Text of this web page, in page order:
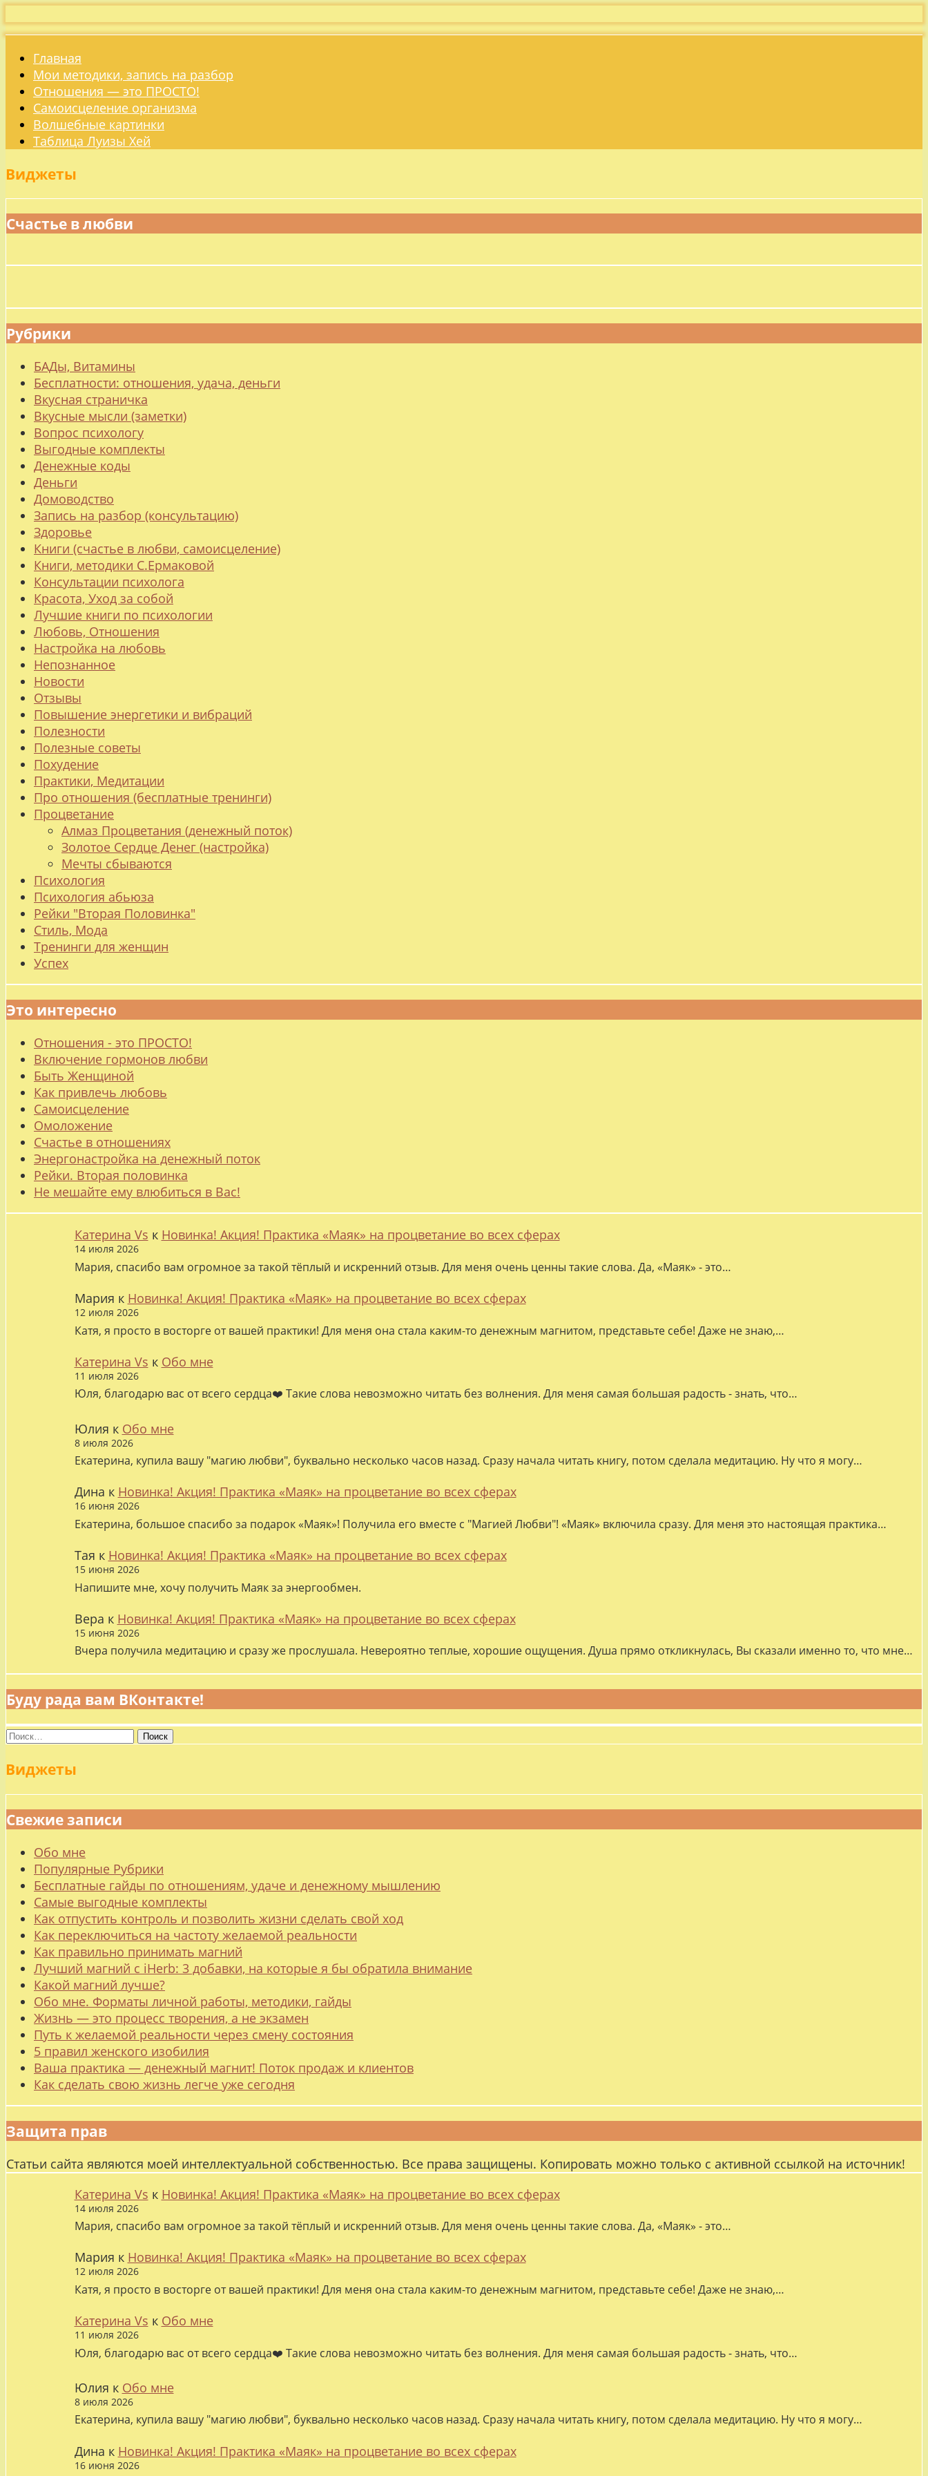
Главная
Мои методики, запись на разбор
Отношения — это ПРОСТО!
Самоисцеление организма
Волшебные картинки
Таблица Луизы Хей
Виджеты
Счастье в любви
Рубрики
БАДы, Витамины
Бесплатности: отношения, удача, деньги
Вкусная страничка
Вкусные мысли (заметки)
Вопрос психологу
Выгодные комплекты
Денежные коды
Деньги
Домоводство
Запись на разбор (консультацию)
Здоровье
Книги (счастье в любви, самоисцеление)
Книги, методики С.Ермаковой
Консультации психолога
Красота, Уход за собой
Лучшие книги по психологии
Любовь, Отношения
Настройка на любовь
Непознанное
Новости
Отзывы
Повышение энергетики и вибраций
Полезности
Полезные советы
Похудение
Практики, Медитации
Про отношения (бесплатные тренинги)
Процветание
Алмаз Процветания (денежный поток)
Золотое Сердце Денег (настройка)
Мечты сбываются
Психология
Психология абьюза
Рейки "Вторая Половинка"
Стиль, Мода
Тренинги для женщин
Успех
Это интересно
Отношения - это ПРОСТО!
Включение гормонов любви
Быть Женщиной
Как привлечь любовь
Самоисцеление
Омоложение
Счастье в отношениях
Энергонастройка на денежный поток
Рейки. Вторая половинка
Не мешайте ему влюбиться в Вас!
Катерина Vs к Новинка! Акция! Практика «Маяк» на процветание во всех сферах
14 июля 2026
Мария, спасибо вам огромное за такой тёплый и искренний отзыв. Для меня очень ценны такие слова. Да, «Маяк» - это…
Мария к Новинка! Акция! Практика «Маяк» на процветание во всех сферах
12 июля 2026
Катя, я просто в восторге от вашей практики! Для меня она стала каким-то денежным магнитом, представьте себе! Даже не знаю,…
Катерина Vs к Обо мне
11 июля 2026
Юля, благодарю вас от всего сердца❤️ Такие слова невозможно читать без волнения. Для меня самая большая радость - знать, что…
Юлия к Обо мне
8 июля 2026
Екатерина, купила вашу "магию любви", буквально несколько часов назад. Сразу начала читать книгу, потом сделала медитацию. Ну что я могу…
Дина к Новинка! Акция! Практика «Маяк» на процветание во всех сферах
16 июня 2026
Екатерина, большое спасибо за подарок «Маяк»! Получила его вместе с "Магией Любви"! «Маяк» включила сразу. Для меня это настоящая практика…
Тая к Новинка! Акция! Практика «Маяк» на процветание во всех сферах
15 июня 2026
Напишите мне, хочу получить Маяк за энергообмен.
Вера к Новинка! Акция! Практика «Маяк» на процветание во всех сферах
15 июня 2026
Вчера получила медитацию и сразу же прослушала. Невероятно теплые, хорошие ощущения. Душа прямо откликнулась, Вы сказали именно то, что мне…
Буду рада вам ВКонтакте!
Найти:
Виджеты
Свежие записи
Обо мне
Популярные Рубрики
Бесплатные гайды по отношениям, удаче и денежному мышлению
Самые выгодные комплекты
Как отпустить контроль и позволить жизни сделать свой ход
Как переключиться на частоту желаемой реальности
Как правильно принимать магний
Лучший магний с iHerb: 3 добавки, на которые я бы обратила внимание
Какой магний лучше?
Обо мне. Форматы личной работы, методики, гайды
Жизнь — это процесс творения, а не экзамен
Путь к желаемой реальности через смену состояния
5 правил женского изобилия
Ваша практика — денежный магнит! Поток продаж и клиентов
Как сделать свою жизнь легче уже сегодня
Защита прав
Статьи сайта являются моей интеллектуальной собственностью. Все права защищены. Копировать можно только с активной ссылкой на источник!
Катерина Vs к Новинка! Акция! Практика «Маяк» на процветание во всех сферах
14 июля 2026
Мария, спасибо вам огромное за такой тёплый и искренний отзыв. Для меня очень ценны такие слова. Да, «Маяк» - это…
Мария к Новинка! Акция! Практика «Маяк» на процветание во всех сферах
12 июля 2026
Катя, я просто в восторге от вашей практики! Для меня она стала каким-то денежным магнитом, представьте себе! Даже не знаю,…
Катерина Vs к Обо мне
11 июля 2026
Юля, благодарю вас от всего сердца❤️ Такие слова невозможно читать без волнения. Для меня самая большая радость - знать, что…
Юлия к Обо мне
8 июля 2026
Екатерина, купила вашу "магию любви", буквально несколько часов назад. Сразу начала читать книгу, потом сделала медитацию. Ну что я могу…
Дина к Новинка! Акция! Практика «Маяк» на процветание во всех сферах
16 июня 2026